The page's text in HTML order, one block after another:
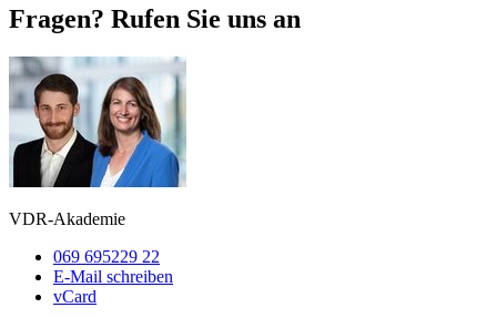
Fragen? Rufen Sie uns an
VDR-Akademie
069 695229 22
E-Mail schreiben
vCard